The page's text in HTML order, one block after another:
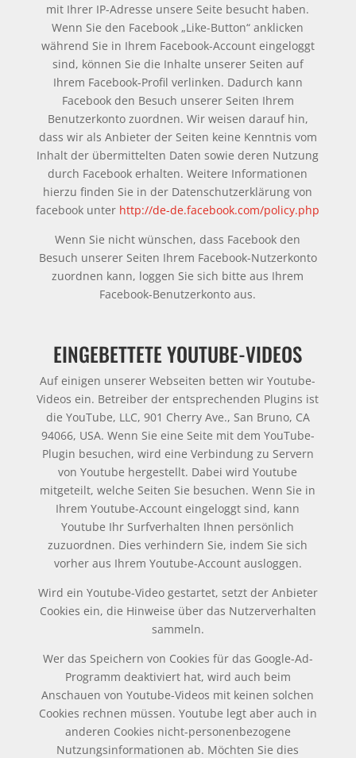
mit Ihrer IP-Adresse unsere Seite besucht haben.
Wenn Sie den Facebook „Like-Button“ anklicken
während Sie in Ihrem Facebook-Account eingeloggt
sind, können Sie die Inhalte unserer Seiten auf
Ihrem Facebook-Profil verlinken. Dadurch kann
Facebook den Besuch unserer Seiten Ihrem
Benutzerkonto zuordnen. Wir weisen darauf hin,
dass wir als Anbieter der Seiten keine Kenntnis vom
Inhalt der übermittelten Daten sowie deren Nutzung
durch Facebook erhalten. Weitere Informationen
hierzu finden Sie in der Datenschutzerklärung von
facebook unter http://de-de.facebook.com/policy.php
Wenn Sie nicht wünschen, dass Facebook den
Besuch unserer Seiten Ihrem Facebook-Nutzerkonto
zuordnen kann, loggen Sie sich bitte aus Ihrem
Facebook-Benutzerkonto aus.
EINGEBETTETE YOUTUBE-VIDEOS
Auf einigen unserer Webseiten betten wir Youtube-
Videos ein. Betreiber der entsprechenden Plugins ist
die YouTube, LLC, 901 Cherry Ave., San Bruno, CA
94066, USA. Wenn Sie eine Seite mit dem YouTube-
Plugin besuchen, wird eine Verbindung zu Servern
von Youtube hergestellt. Dabei wird Youtube
mitgeteilt, welche Seiten Sie besuchen. Wenn Sie in
Ihrem Youtube-Account eingeloggt sind, kann
Youtube Ihr Surfverhalten Ihnen persönlich
zuzuordnen. Dies verhindern Sie, indem Sie sich
vorher aus Ihrem Youtube-Account ausloggen.
Wird ein Youtube-Video gestartet, setzt der Anbieter
Cookies ein, die Hinweise über das Nutzerverhalten
sammeln.
Wer das Speichern von Cookies für das Google-Ad-
Programm deaktiviert hat, wird auch beim
Anschauen von Youtube-Videos mit keinen solchen
Cookies rechnen müssen. Youtube legt aber auch in
anderen Cookies nicht-personenbezogene
Nutzungsinformationen ab. Möchten Sie dies